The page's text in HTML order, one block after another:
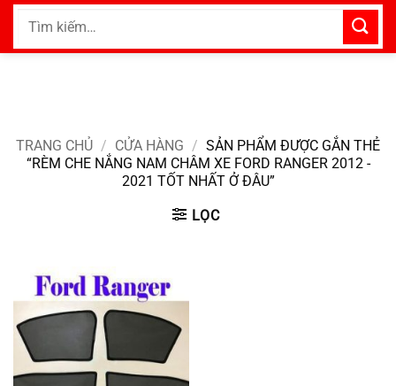
Bỏ
nội
Tìm
TRANG CHỦ / CỬA HÀNG / SẢN PHẨM ĐƯỢC GẮN THẺ
“RÈM CHE NẮNG NAM CHÂM XE FORD RANGER 2012 -
2021 TỐT NHẤT Ở ĐÂU”
LỌC